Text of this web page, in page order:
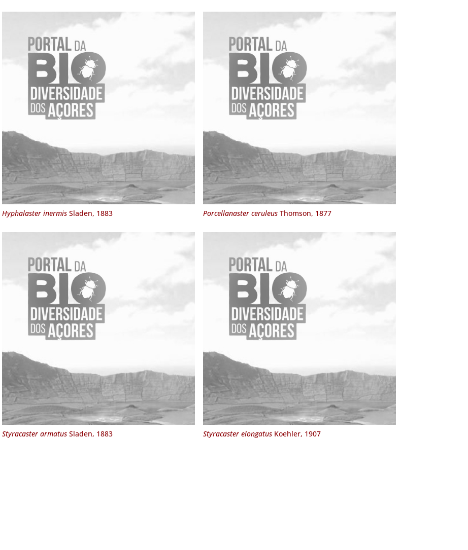
Hyphalaster inermisSladen, 1883 Porcellanaster ceruleusThomson, 1877
Styracaster armatusSladen, 1883 Styracaster elongatusKoehler, 1907